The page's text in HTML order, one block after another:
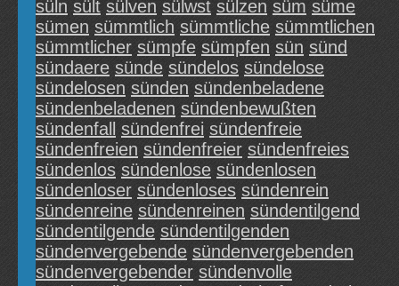
süln sült sülven sülwst sülzen süm süme
sümen sümmtlich sümmtliche sümmtlichen
sümmtlicher sümpfe sümpfen sün sünd
sündaere sünde sündelos sündelose
sündelosen sünden sündenbeladene
sündenbeladenen sündenbewußten
sündenfall
sündenfrei sündenfreie
sündenfreien sündenfreier sündenfreies
sündenlos sündenlose sündenlosen
sündenloser sündenloses sündenrein
sündenreine sündenreinen sündentilgend
sündentilgende sündentilgenden
sündenvergebende sündenvergebenden
sündenvergebender sündenvolle